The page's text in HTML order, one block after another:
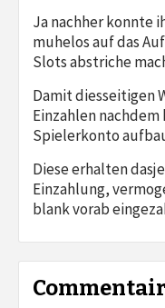
Ja nachher konnte
muhelos auf das
Slots abstriche
Damit diesseitigen
Einzahlen
Spielerkonto
Diese erhalten
Einzahlung,
blank vorab